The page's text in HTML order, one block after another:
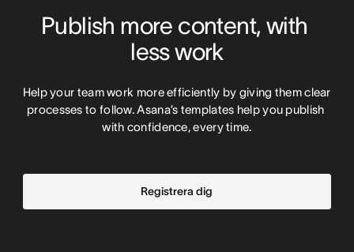
Publish more content, with
less work
Help your team work more efficiently by giving them clear
processes to follow. Asana’s templates help you publish
with confidence, every time.
Registrera dig